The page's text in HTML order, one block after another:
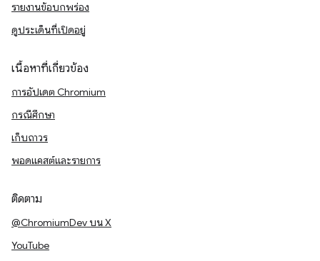
รายงานข้อบกพร่อง
ดูประเด็นที่เปิดอยู่
เนื้อหาที่เกี่ยวข้อง
การอัปเดต Chromium
กรณีศึกษา
เก็บถาวร
พอดแคสต์และรายการ
ติดตาม
@ChromiumDev บน X
YouTube